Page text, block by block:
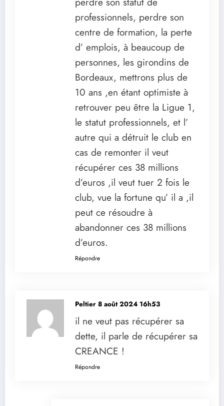
professionnels, perdre son
centre de formation, la perte
d’ emplois, à beaucoup de
personnes, les girondins de
Bordeaux, mettrons plus de
10 ans ,en étant optimiste à
retrouver peu être la Ligue 1,
le statut professionnels, et l’
autre qui a détruit le club en
cas de remonter il veut
récupérer ces 38 millions
d’euros ,il veut tuer 2 fois le
club, vue la fortune qu’ il a ,il
peut ce résoudre à
abandonner ces 38 millions
d’euros.
Répondre
Peltier 8 août 2024 16h53
il ne veut pas récupérer sa
dette, il parle de récupérer sa
CREANCE !
Répondre